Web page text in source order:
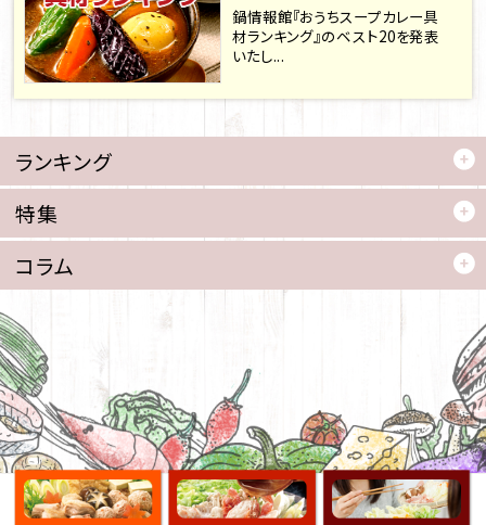
鍋情報館『おうちスープカレー具
材ランキング』のベスト20を発表
いたし...
ランキング
特集
コラム